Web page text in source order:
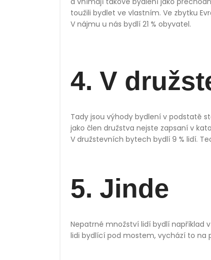
toužili bydlet ve vlastním. Ve zbytku
V nájmu u nás bydlí 21 % obyvatel.
4. V
Tady jsou výhody bydlení v podstatě
jako člen družstva nejste zapsaní v
V družstevních bytech bydlí 9 % lidí.
5. Jinde
Nepatrné množství lidí bydlí například
lidi bydlící pod mostem, vychází to na